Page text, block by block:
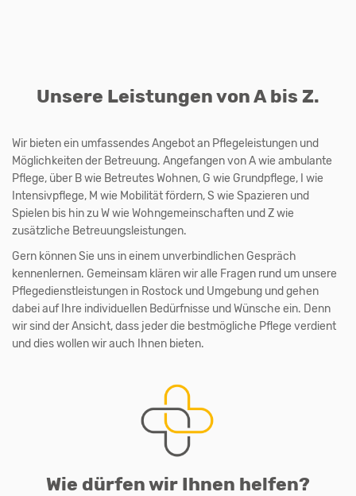
Unsere Leistungen von A bis Z.
Wir bieten ein umfassendes Angebot an Pflegeleistungen und
Möglichkeiten der Betreuung. Angefangen von A wie ambulante
Pflege, über B wie Betreutes Wohnen, G wie Grundpflege, I wie
Intensivpflege, M wie Mobilität fördern, S wie Spazieren und
Spielen bis hin zu W wie Wohngemeinschaften und Z wie
zusätzliche Betreuungsleistungen.
Gern können Sie uns in einem unverbindlichen Gespräch
kennenlernen. Gemeinsam klären wir alle Fragen rund um unsere
Pflegedienstleistungen in Rostock und Umgebung und gehen
dabei auf Ihre individuellen Bedürfnisse und Wünsche ein. Denn
wir sind der Ansicht, dass jeder die bestmögliche Pflege verdient
und dies wollen wir auch Ihnen bieten.
Wie dürfen wir Ihnen helfen?